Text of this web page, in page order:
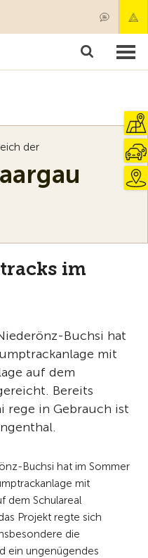
der
im
Buchsi hat
mit
auf dem
Bereits
rege in Gebrauch ist
Buchsi hat im Sommer
mit
dem Schulareal
Projekt regte sich
die
ein ungenügendes